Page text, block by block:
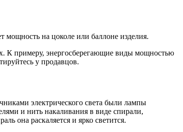
мощность на цоколе или баллоне изделия.
К примеру, энергосберегающие виды мощностью
у продавцов.
электрического света были лампы
и нить накаливания в виде спирали,
она раскаляется и ярко светится.